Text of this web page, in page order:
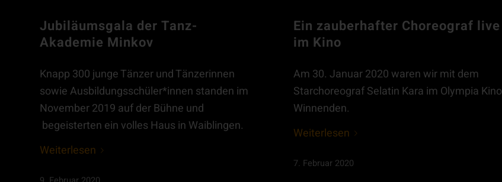
Jubiläumsgala der Tanz-
Akademie Minkov
Knapp 300 junge Tänzer und Tänzerinnen
sowie Ausbildungsschüler*innen standen im
November 2019 auf der Bühne und
begeisterten ein volles Haus in Waiblingen.
Weiterlesen
Ein zauberhafter Choreograf live
im Kino
Am 30. Januar 2020 waren wir mit dem
Starchoreograf Selatin Kara im Olympia Kino
Winnenden.
Weiterlesen
7. Februar 2020